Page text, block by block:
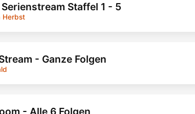
Staffel 1 - 5
Herbst
- Ganze Folgen
- Alle 6 Folgen